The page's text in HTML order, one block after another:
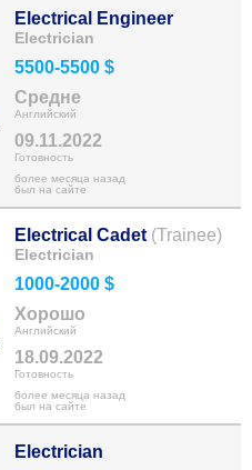
Electrical Engineer
Electrician
5500-5500 $
Средне
Английский
09.11.2022
Готовность
более месяца назад
был на сайте
Electrical Cadet (Trainee)
Electrician
1000-2000 $
Хорошо
Английский
18.09.2022
Готовность
более месяца назад
был на сайте
Electrician